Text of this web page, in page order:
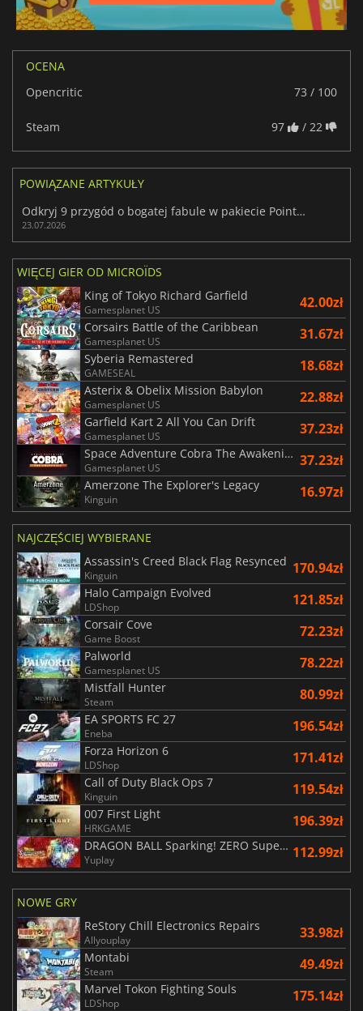
OCENA
Opencritic
73 / 100
Steam 97 / 22
POWIĄZANE ARTYKUŁY
Odkryj 9 przygód o bogatej fabule w pakiecie Point & Click Package w Humble
23.07.2026
WIĘCEJ GIER OD MICROÏDS
King of Tokyo Richard Garfield
Gamesplanet US 42.00zł
Corsairs Battle of the Caribbean
Gamesplanet US 31.67zł
Syberia Remastered
GAMESEAL 18.68zł
Asterix & Obelix Mission Babylon
Gamesplanet US 22.88zł
Garfield Kart 2 All You Can Drift
Gamesplanet US 37.23zł
Space Adventure Cobra The Awakening
Gamesplanet US 37.23zł
Amerzone The Explorer's Legacy
Kinguin 16.97zł
NAJCZĘŚCIEJ WYBIERANE
Assassin's Creed Black Flag Resynced
Kinguin 170.94zł
Halo Campaign Evolved
LDShop 121.85zł
Corsair Cove
Game Boost 72.23zł
Palworld
Gamesplanet US 78.22zł
Mistfall Hunter
Steam 80.99zł
EA SPORTS FC 27
Eneba 196.54zł
Forza Horizon 6
LDShop 171.41zł
Call of Duty Black Ops 7
Kinguin 119.54zł
007 First Light
HRKGAME 196.39zł
DRAGON BALL Sparking! ZERO Super Limit Breaking NEO
Yuplay 112.99zł
NOWE GRY
ReStory Chill Electronics Repairs
Allyouplay 33.98zł
Montabi
Steam 49.49zł
Marvel Tokon Fighting Souls
LDShop 175.14zł